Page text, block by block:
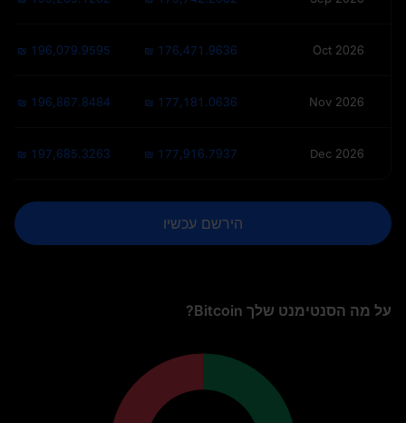
Oct 2026
₪ 176,471.9636
₪ 196,079.9595
Nov 2026
₪ 177,181.0636
₪ 196,867.8484
Dec 2026
₪ 177,916.7937
₪ 197,685.3263
הירשם עכשיו
על מה הסנטימנט שלך Bitcoin?